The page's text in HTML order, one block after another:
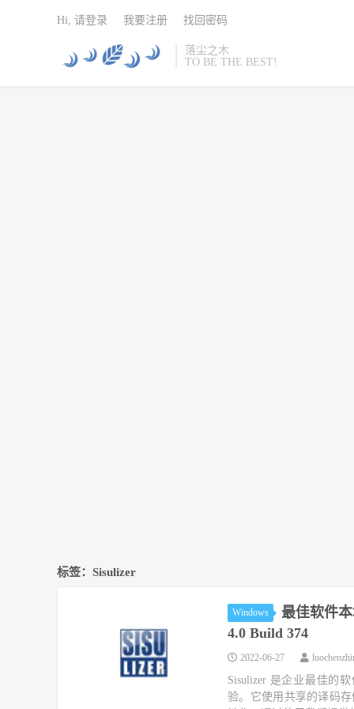
落尘之木
TO BE THE BEST!
Hi, 请登录 我要注册 找回密码
标签：Sisulizer
Windows
最佳软件
4.0 Build 374
2022-06-27
Sisulizer 是企业最佳的
验。它使用共享的译码